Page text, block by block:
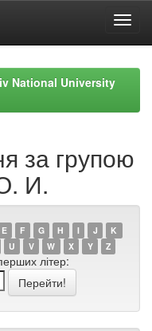
National University
за групою
И.
E F G H I J
K
U V W X Y Z
літер: